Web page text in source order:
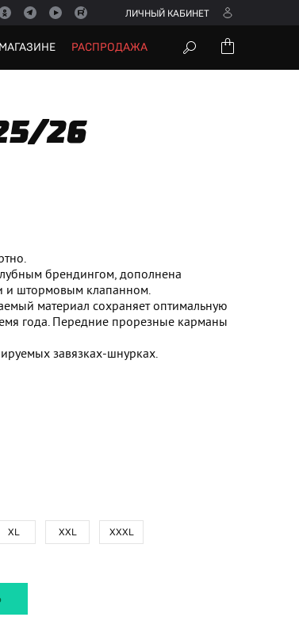
ЛИЧНЫЙ КАБИНЕТ
РАСПРОДАЖА
26
брендингом, дополнена
и штормовым клапанном.
материал сохраняет оптимальную
года. Передние прорезные карманы
завязках-шнурках.
XL XXL XXXL